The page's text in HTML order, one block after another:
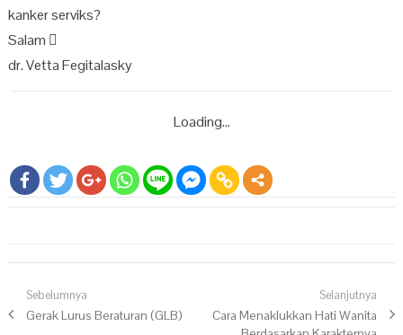
kanker serviks?
Salam 
dr. Vetta Fegitalasky
Loading...
Navigasi pos
Sebelumnya
Previous post:
Gerak Lurus Beraturan (GLB)
Selanjutnya
Next post:
Cara Menaklukkan Hati Wanita